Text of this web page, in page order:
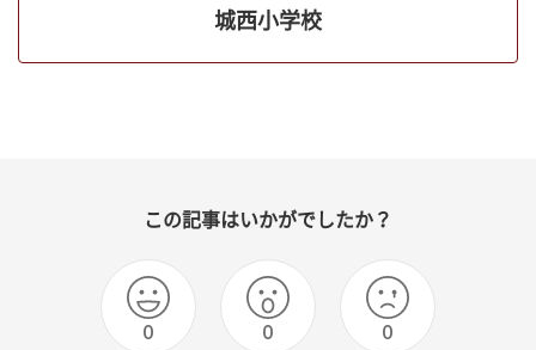
城西小学校
この記事はいかがでしたか？
0 0 0